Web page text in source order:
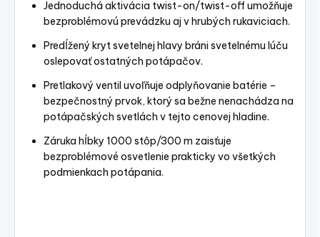
Jednoduchá aktivácia twist-on/twist-off umožňuje
bezproblémovú prevádzku aj v hrubých rukaviciach.
Predĺžený kryt svetelnej hlavy bráni svetelnému lúču
oslepovať ostatných potápačov.
Pretlakový ventil uvoľňuje odplyňovanie batérie –
bezpečnostný prvok, ktorý sa bežne nenachádza na
potápačských svetlách v tejto cenovej hladine.
Záruka hĺbky 1000 stôp/300 m zaisťuje
bezproblémové osvetlenie prakticky vo všetkých
podmienkach potápania.